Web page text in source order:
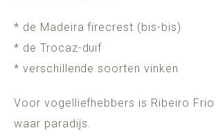
* de Madeira firecrest (bis-bis)
* de Trocaz-duif
* verschillende soorten vinken
Voor vogelliefhebbers is Ribeiro
waar paradijs.